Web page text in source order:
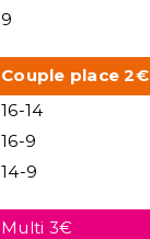
9
Couple place 2€
16-14
16-9
14-9
Multi 3€